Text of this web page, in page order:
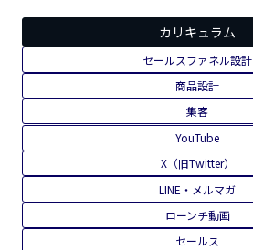
カリキュラム
セールスファネル設計
商品設計
集客
YouTube
X（旧Twitter）
LINE・メルマガ
ローンチ動画
セールス